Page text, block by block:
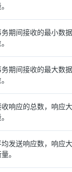
务期间接收的最小数
务期间接收的最大数
收响应的总数，响应
均发送响应数，响应
。